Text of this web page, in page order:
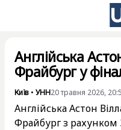
Англійська
Фрайбург у
Київ • УНН20 травня 2026,
Англійська Астон
Фрайбург з рахунком